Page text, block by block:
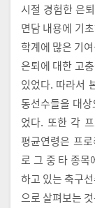
시절 경험한 은
면담 내용에 기
학계에 많은 기
은퇴에 대한 고
있었다. 따라서
동선수들을 대
었다. 또한 각
평균연령은 프
로 그 중 타 종목
하고 있는 축구
으로 살펴보는